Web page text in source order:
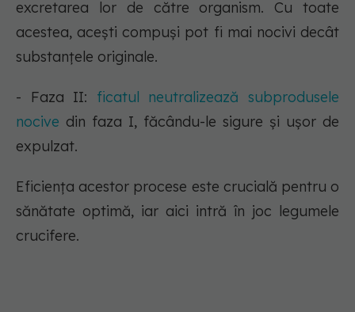
excretarea lor de către organism. Cu toate
acestea, acești compuși pot fi mai nocivi decât
substanțele originale.
- Faza II: ficatul neutralizează subprodusele
nocive din faza I, făcându-le sigure și ușor de
expulzat.
Eficiența acestor procese este crucială pentru o
sănătate optimă, iar aici intră în joc legumele
crucifere.